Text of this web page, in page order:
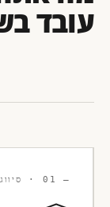
עובד
— 01 · סיווג